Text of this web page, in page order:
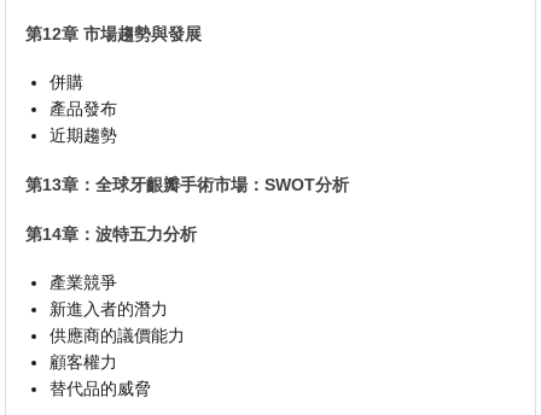
第12章 市場趨勢與發展
併購
產品發布
近期趨勢
第13章：全球牙齦瓣手術市場：SWOT分析
第14章：波特五力分析
產業競爭
新進入者的潛力
供應商的議價能力
顧客權力
替代品的威脅